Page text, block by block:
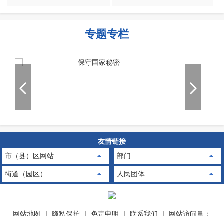
专题专栏
友情链接
市（县）区网站
部门
街道（园区） 人民团体
网站地图 ｜ 隐私保护 ｜ 免责申明 ｜ 联系我们 ｜ 网站访问量：